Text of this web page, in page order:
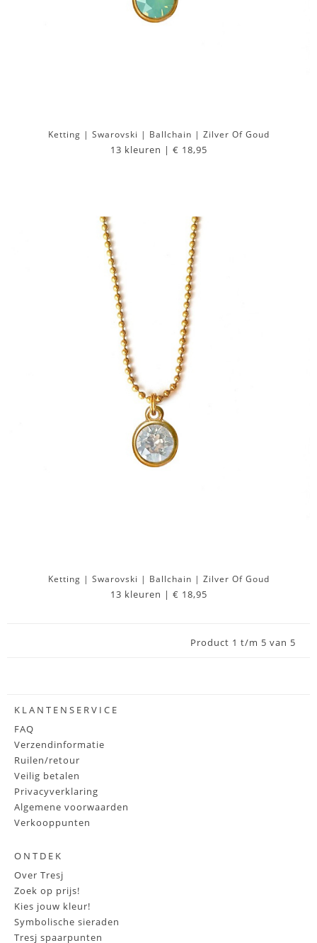
Ketting | Swarovski | Ballchain | Zilver Of Goud
13 kleuren | € 18,95
Ketting | Swarovski | Ballchain | Zilver Of Goud
13 kleuren | € 18,95
Product 1 t/m 5 van 5
KLANTENSERVICE
FAQ
Verzendinformatie
Ruilen/retour
Veilig betalen
Privacyverklaring
Algemene voorwaarden
Verkooppunten
ONTDEK
Over Tresj
Zoek op prijs!
Kies jouw kleur!
Symbolische sieraden
Tresj spaarpunten